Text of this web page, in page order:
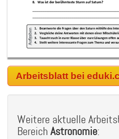
Arbeitsblatt bei
Weitere aktuelle
Bereich Astronomie: